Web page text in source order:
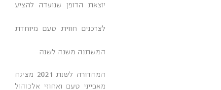
יוצאת הדופן שנועדה להציע
לצרכנים חווית טעם מיוחדת
המשתנה משנה לשנה
המהדורה לשנת 2021 מציגה
מאפייני טעם ואחוזי אלכוהול